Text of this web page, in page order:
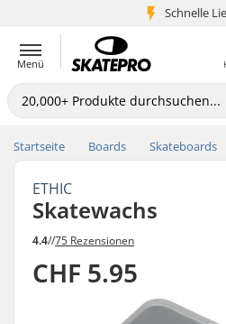
Schnelle
5+ Mio.
Menü
Startseite Boards Skateboards
ETHIC
Skatewachs
4.4//75 Rezensionen
CHF 5.95